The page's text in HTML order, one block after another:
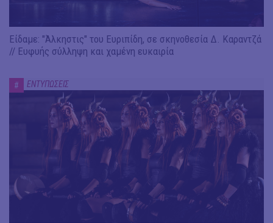
Είδαμε: "Άλκηστις" του Ευριπίδη, σε σκηνοθεσία Δ. Καραντζά
// Ευφυής σύλληψη και χαμένη ευκαιρία
# ΕΝΤΥΠΩΣΕΙΣ